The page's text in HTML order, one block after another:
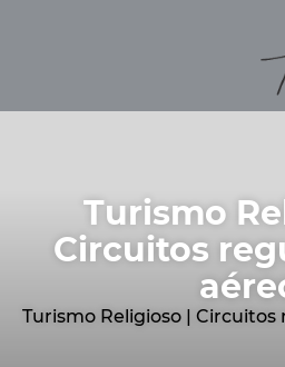
Turismo
Circuitos
Turismo Religioso | Circuitos